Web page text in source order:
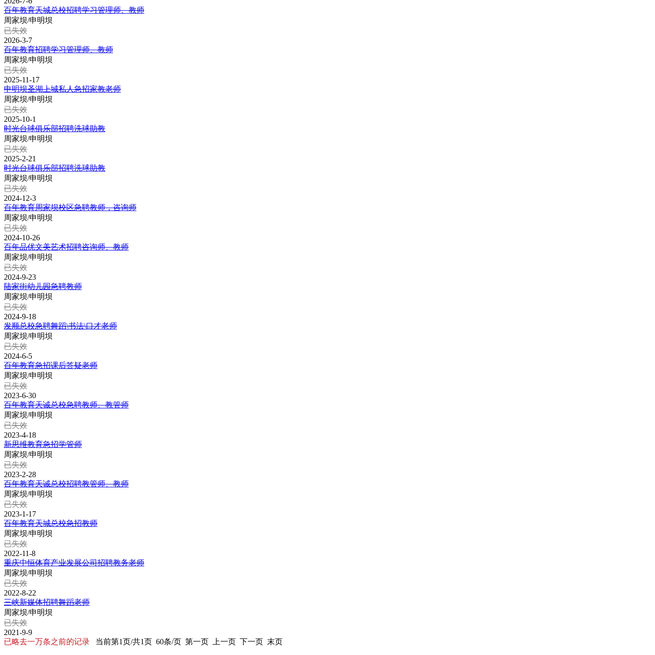
百年教育天城总校招聘学习管理师、教师
周家坝/申明坝
已失效
2026-3-7
百年教育招聘学习管理师、教师
周家坝/申明坝
已失效
2025-11-17
申明坝圣湖上城私人急招家教老师
周家坝/申明坝
已失效
2025-10-1
时光台球俱乐部招聘洗球助教
周家坝/申明坝
已失效
2025-2-21
时光台球俱乐部招聘洗球助教
周家坝/申明坝
已失效
2024-12-3
百年教育周家坝校区急聘教师，咨询师
周家坝/申明坝
已失效
2024-10-26
百年品优文美艺术招聘咨询师、教师
周家坝/申明坝
已失效
2024-9-23
陆家街幼儿园急聘教师
周家坝/申明坝
已失效
2024-9-18
发顺总校急聘舞蹈\书法\口才老师
周家坝/申明坝
已失效
2024-6-5
百年教育急招课后答疑老师
周家坝/申明坝
已失效
2023-6-30
百年教育天诚总校急聘教师、教管师
周家坝/申明坝
已失效
2023-4-18
新思维教育急招学管师
周家坝/申明坝
已失效
2023-2-28
百年教育天诚总校招聘教管师、教师
周家坝/申明坝
已失效
2023-1-17
百年教育天城总校急招教师
周家坝/申明坝
已失效
2022-11-8
重庆中恒体育产业发展公司招聘教务老师
周家坝/申明坝
已失效
2022-8-22
三峡新媒体招聘舞蹈老师
周家坝/申明坝
已失效
2021-9-9
已略去一万条之前的记录
当前第1页/共1页 60条/页 第一页 上一页 下一页 末页